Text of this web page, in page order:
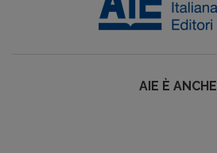
AIE È ANCHE